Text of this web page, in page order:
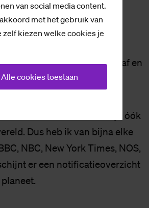
van social media content.
met het gebruik van
kiezen welke cookies je
Alle cookies toestaan
open. Alles staat
je een ventilator loeien en af en
Ik wil het nieuws namelijk óók
Dus heb ik van bijna elke
NBC, New York Times, NOS,
er een notificatieoverzicht